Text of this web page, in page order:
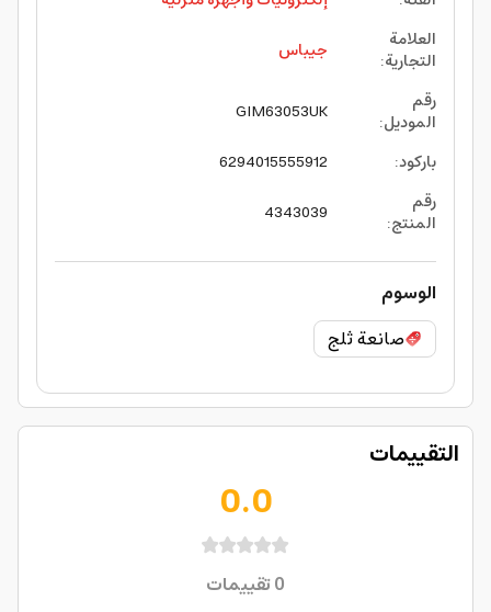
العلامة
التجارية:
جيباس
رقم
الموديل:
GIM63053UK
باركود:
6294015555912
رقم
المنتج:
4343039
الوسوم
صانعة ثلج
التقييمات
0.0
0تقييمات